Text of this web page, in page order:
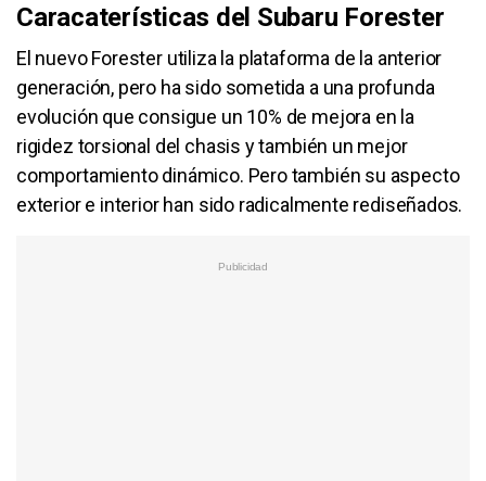
Caracaterísticas del Subaru Forester
El nuevo Forester utiliza la plataforma de la anterior
generación, pero ha sido sometida a una profunda
evolución que consigue un 10% de mejora en la
rigidez torsional del chasis y también un mejor
comportamiento dinámico. Pero también su aspecto
exterior e interior han sido radicalmente rediseñados.